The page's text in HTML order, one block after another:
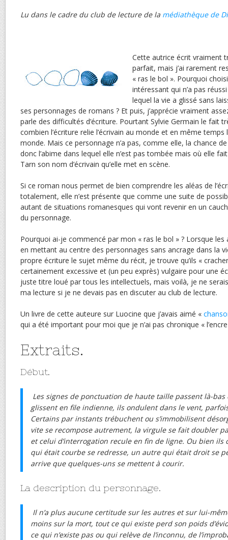
Lu dans le cadre du club de lecture de la médiathèque de
Cette autrice écrit vraiment
parfait, mais j’ai rarement
« ras le bol ». Pourquoi
intéressant qui n’a pas
lequel la vie a glissé sans
ses personnages de romans ? Et puis, j’apprécie vraiment
parle des difficultés d’écriture. Pourtant Sylvie Germain le fait
combien l’écriture relie l’écrivain au monde et en même
monde. Mais ce personnage n’a pas, comme elle, la chance
donc l’abime dans lequel elle n’est pas tombée mais où elle
Tarn son nom d’écrivain qu’elle met en scène.
Si ce roman nous permet de bien comprendre les aléas de
totalement, elle n’est présente que comme une suite de
autant de situations romanesques qui vont revenir en un
du personnage.
Pourquoi ai-je commencé par mon « ras le bol » ? Lorsque
en mettant au centre des personnages sans ancrage dans la
propre écriture le sujet même du récit, je trouve qu’ils «
certainement excessive et (un peu exprès) vulgaire pour une
juste titre loué par tous les intellectuels, mais voilà, je ne
ma lecture si je ne devais pas en discuter au club de lecture.
Un livre de cette auteure sur Luocine que j’avais aimé «
qui a été important pour moi que je n’ai pas chronique «
Extraits.
Début.
Les signes de ponctuation de haute taille passent là-
glissent en file indienne, ils ondulent dans le vent,
Certains par instants trébuchent ou s’immobilisent
vite se recompose autrement, la virgule se fait doubler
et celui d’interrogation recule en fin de ligne. Ou bien ils
qui était courbe se redresse, un autre qui était droit se
arrive que quelques-uns se mettent à courir.
La description du personnage.
Il n’a plus aucune certitude sur les autres et sur lui-
moins sur la mort, tout ce qui existe perd son poids
ce qui n’existe pas ou qui relève de l’inconnu, de